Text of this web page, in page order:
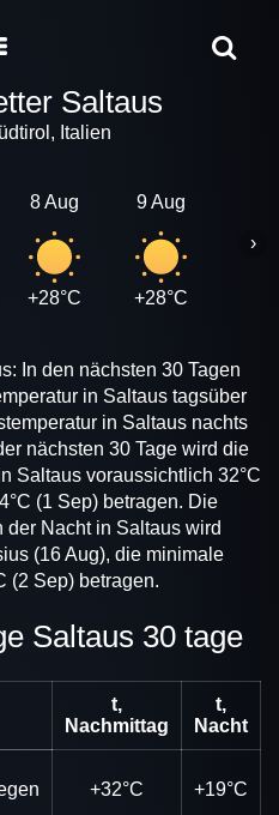
Saltaus
Italien
8 Aug
+28°C
9 Aug
+28°C
›
In den nächsten 30 Tagen
in Saltaus tagsüber
in Saltaus nachts
nächsten 30 Tage wird die
Saltaus voraussichtlich 32°C
(1 Sep) betragen. Die
der Nacht in Saltaus wird
(16 Aug), die minimale
(2 Sep) betragen.
Saltaus 30 tage
t,
Nachmittag
t,
Nacht
+32°C +19°C